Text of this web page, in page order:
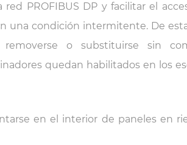
PROFIBUS DP y facilitar el
una condición intermitente. De
o substituirse sin
quedan habilitados en los
en el interior de paneles en